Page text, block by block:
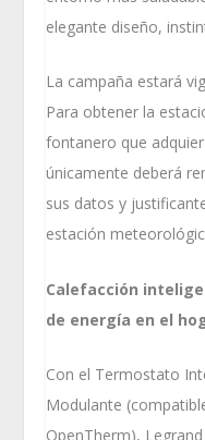
elegante diseño,
La campaña estará
Para obtener la
fontanero que
únicamente deberá
sus datos y
estación
Calefacción
de energía en el
Con el Termostato
Modulante
OpenTherm),